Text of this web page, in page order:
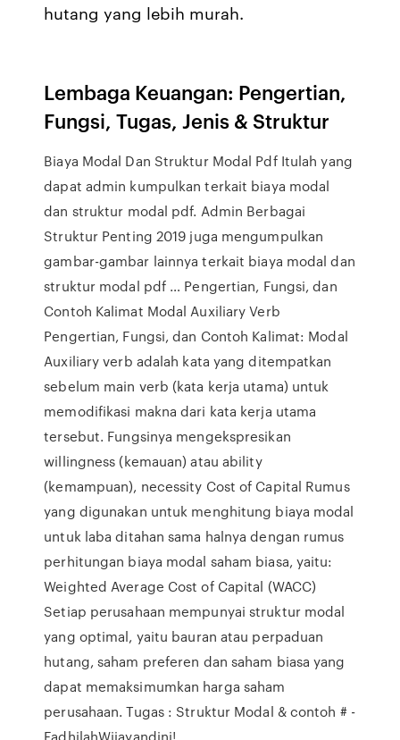
hutang yang lebih murah.
Lembaga Keuangan: Pengertian,
Fungsi, Tugas, Jenis & Struktur
Biaya Modal Dan Struktur Modal Pdf Itulah yang
dapat admin kumpulkan terkait biaya modal
dan struktur modal pdf. Admin Berbagai
Struktur Penting 2019 juga mengumpulkan
gambar-gambar lainnya terkait biaya modal dan
struktur modal pdf … Pengertian, Fungsi, dan
Contoh Kalimat Modal Auxiliary Verb
Pengertian, Fungsi, dan Contoh Kalimat: Modal
Auxiliary verb adalah kata yang ditempatkan
sebelum main verb (kata kerja utama) untuk
memodifikasi makna dari kata kerja utama
tersebut. Fungsinya mengekspresikan
willingness (kemauan) atau ability
(kemampuan), necessity Cost of Capital Rumus
yang digunakan untuk menghitung biaya modal
untuk laba ditahan sama halnya dengan rumus
perhitungan biaya modal saham biasa, yaitu:
Weighted Average Cost of Capital (WACC)
Setiap perusahaan mempunyai struktur modal
yang optimal, yaitu bauran atau perpaduan
hutang, saham preferen dan saham biasa yang
dapat memaksimumkan harga saham
perusahaan. Tugas : Struktur Modal & contoh # -
FadhilahWijayandini!